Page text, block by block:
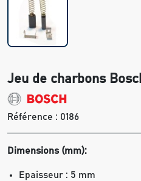
Jeu de charbons
Référence : 0186
Dimensions (mm):
Epaisseur : 5 mm